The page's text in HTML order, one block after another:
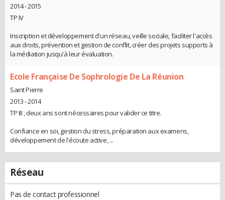
2014 - 2015
TP IV
Inscription et développement d'un réseau, veille sociale, faciliter l'accès
aux droits, prévention et gestion de conflit, créer des projets supports à
la médiation jusqu'à leur évaluation.
Ecole Française De Sophrologie De La Réunion
Saint Pierre
2013 - 2014
TP III , deux ans sont nécessaires pour valider ce titre.
Confiance en soi, gestion du stress, préparation aux examens,
développement de l'écoute active, ...
Réseau
Pas de contact professionnel